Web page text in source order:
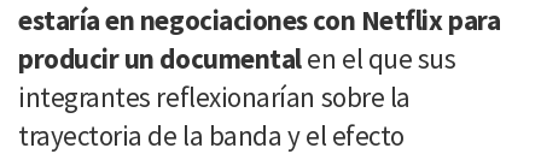
estaría en negociaciones con Netflix para
producir un documentalen el que sus
integrantes reflexionarían sobre la
trayectoria de la banda y el efecto